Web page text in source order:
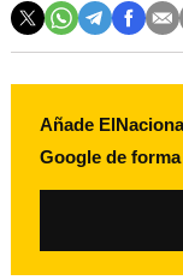
Añade
Google de